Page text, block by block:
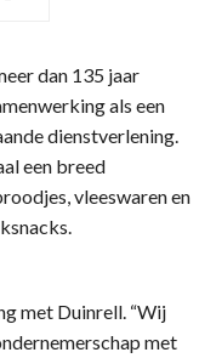
dan 135 jaar
als een
dienstverlening.
een breed
vleeswaren en
met Duinrell. “Wij
met